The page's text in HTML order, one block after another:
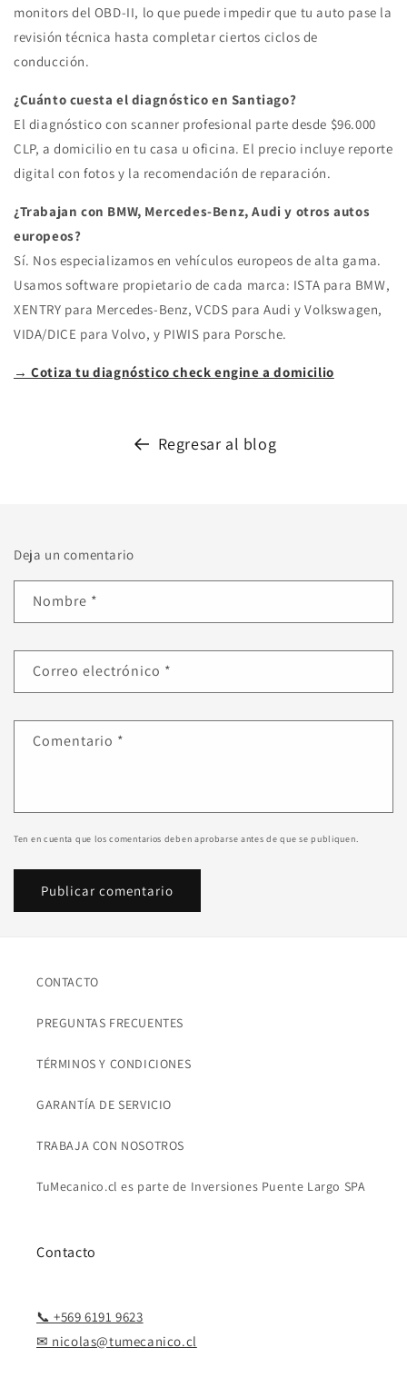
monitors del OBD-II, lo que puede impedir que tu auto pase la
revisión técnica hasta completar ciertos ciclos de
conducción.
¿Cuánto cuesta el diagnóstico en Santiago?
El diagnóstico con scanner profesional parte desde $96.000
CLP, a domicilio en tu casa u oficina. El precio incluye reporte
digital con fotos y la recomendación de reparación.
¿Trabajan con BMW, Mercedes-Benz, Audi y otros autos
europeos?
Sí. Nos especializamos en vehículos europeos de alta gama.
Usamos software propietario de cada marca: ISTA para BMW,
XENTRY para Mercedes-Benz, VCDS para Audi y Volkswagen,
VIDA/DICE para Volvo, y PIWIS para Porsche.
→ Cotiza tu diagnóstico check engine a domicilio
Regresar al blog
Deja un comentario
Nombre *
Correo electrónico *
Comentario *
Ten en cuenta que los comentarios deben aprobarse antes de que se publiquen.
CONTACTO
PREGUNTAS FRECUENTES
TÉRMINOS Y CONDICIONES
GARANTÍA DE SERVICIO
TRABAJA CON NOSOTROS
TuMecanico.cl es parte de Inversiones Puente Largo SPA
Contacto
📞 +569 6191 9623
✉ nicolas@tumecanico.cl